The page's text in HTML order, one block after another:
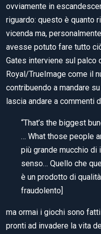
ovviamente in
riguardo: questo è quanto
vicenda ma,
avesse potuto fare tutto
Gates interviene sul palco
Royal/TrueImage come il
contribuendo a mandare
lascia andare a commenti
“That’s the biggest
… What those people
più grande mucchio
senso… Quello che
è un prodotto di
fraudolento]
ma ormai i giochi sono
pronti ad invadere la vita